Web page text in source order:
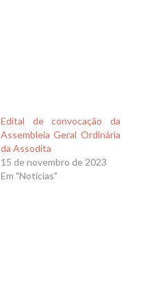
Edital de convocação da
Assembleia Geral Ordinária
da Assodita
15 de novembro de 2023
Em "Notícias"